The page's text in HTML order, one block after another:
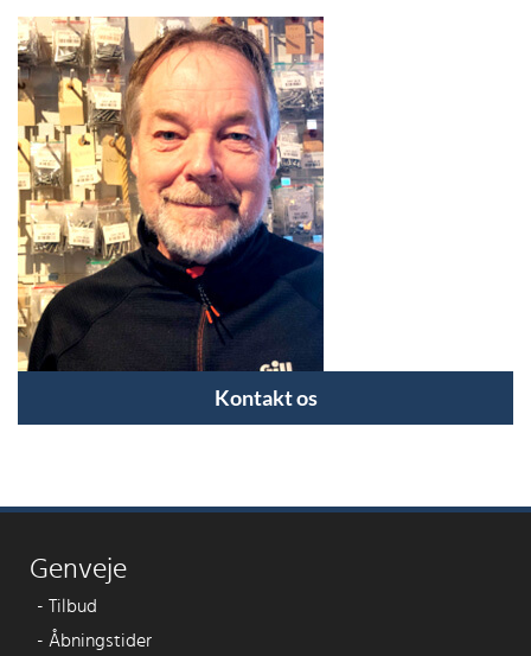
Kontakt os
Genveje
- Tilbud
- Åbningstider